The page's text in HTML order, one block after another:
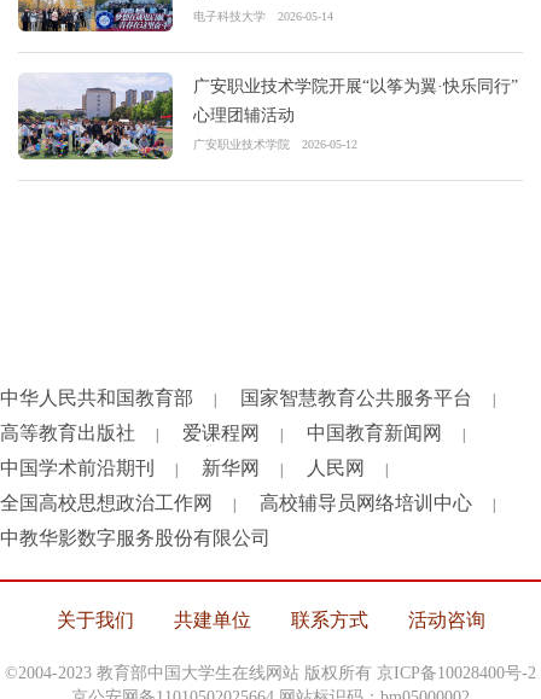
电子科技大学 2026-05-14
广安职业技术学院开展“以筝为翼·快乐同行”
心理团辅活动
广安职业技术学院 2026-05-12
中华人民共和国教育部 | 国家智慧教育公共服务平台 |
高等教育出版社 | 爱课程网 | 中国教育新闻网 |
中国学术前沿期刊 | 新华网 | 人民网 |
全国高校思想政治工作网 | 高校辅导员网络培训中心 |
中教华影数字服务股份有限公司
关于我们 共建单位 联系方式 活动咨询
©2004-2023 教育部中国大学生在线网站 版权所有 京ICP备10028400号-2